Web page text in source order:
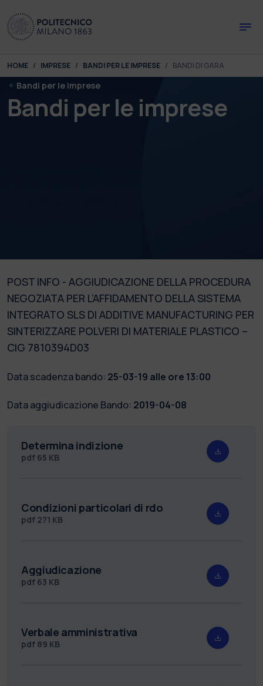
You are here:
HOME IMPRESE BANDI PER LE IMPRESE BANDI DI GARA
Bandi per le imprese
Bandi per le imprese
POST INFO - AGGIUDICAZIONE DELLA PROCEDURA
NEGOZIATA PER L’AFFIDAMENTO DELLA SISTEMA
INTEGRATO SLS DI ADDITIVE MANUFACTURING PER
SINTERIZZARE POLVERI DI MATERIALE PLASTICO –
CIG 7810394D03
Data scadenza bando: 25-03-19 alle ore 13:00
Data aggiudicazione Bando: 2019-04-08
Determina indizione
pdf 65 KB
Condizioni particolari di rdo
pdf 271 KB
Aggiudicazione
pdf 63 KB
Verbale amministrativa
pdf 89 KB